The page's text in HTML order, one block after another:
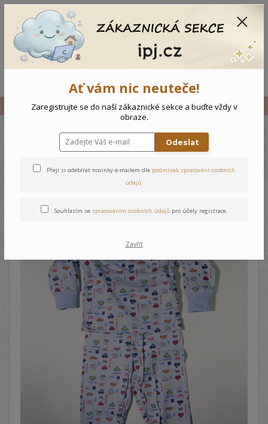
Vše Dětské pyžamo Autíčka
Dětské pyžamo Autíčka
Ať vám nic neuteče!
Zaregistrujte se do naší zákaznické sekce a buďte vždy v
obraze.
Odeslat
Přeji si odebírat novinky e-mailem dle podmínek zpracování osobních
údajů.
Souhlasím se zpracováním osobních údajů pro účely registrace.
Zavřít